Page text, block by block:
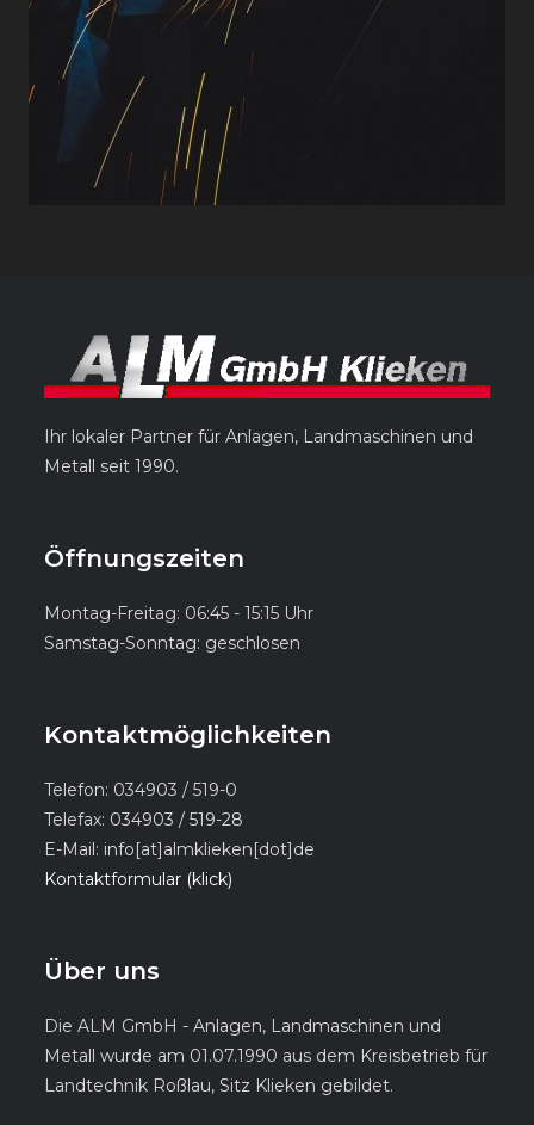
Ihr lokaler Partner für Anlagen, Landmaschinen und
Metall seit 1990.
Öffnungszeiten
Montag-Freitag: 06:45 - 15:15 Uhr
Samstag-Sonntag: geschlosen
Kontaktmöglichkeiten
Telefon: 034903 / 519-0
Telefax: 034903 / 519-28
E-Mail: info[at]almklieken[dot]de
Kontaktformular (klick)
Über uns
Die ALM GmbH - Anlagen, Landmaschinen und
Metall wurde am 01.07.1990 aus dem Kreisbetrieb für
Landtechnik Roßlau, Sitz Klieken gebildet.